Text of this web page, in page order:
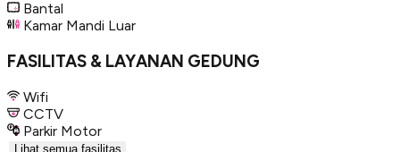
Bantal
Kamar Mandi Luar
FASILITAS & LAYANAN GEDUNG
Wifi
CCTV
Parkir Motor
Lihat semua fasilitas